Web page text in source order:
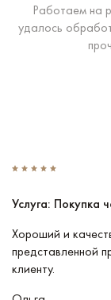
Работаем на
удалось
Услуга: Покупка
Хороший и
представленной
клиенту.